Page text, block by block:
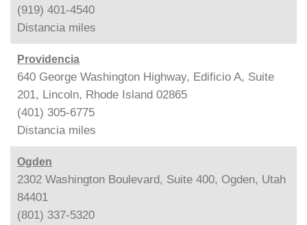
(919) 401-4540
Distancia miles
Providencia
640 George Washington Highway, Edificio A, Suite
201, Lincoln, Rhode Island 02865
(401) 305-6775
Distancia miles
Ogden
2302 Washington Boulevard, Suite 400, Ogden, Utah
84401
(801) 337-5320